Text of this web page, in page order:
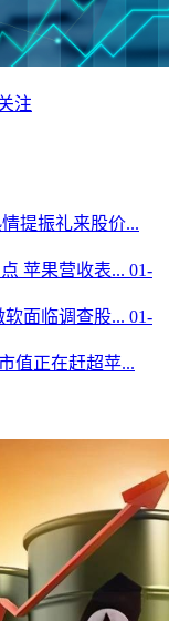
注
提振礼来股价...
苹果营收表... 01-
面临调查股... 01-
值正在赶超苹...